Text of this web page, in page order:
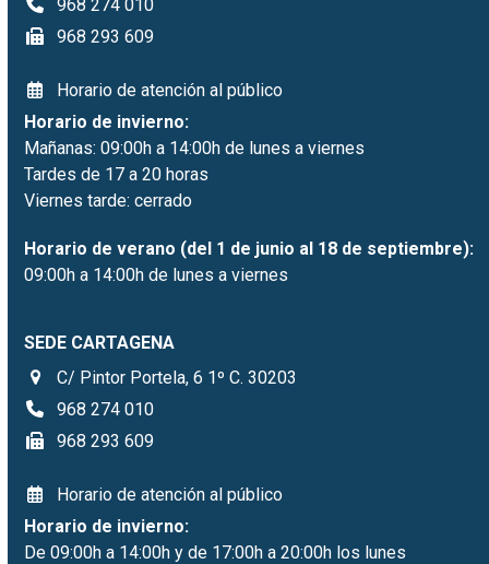
968 274 010
968 293 609
Horario de atención al público
Horario de invierno:
Mañanas: 09:00h a 14:00h de lunes a viernes
Tardes de 17 a 20 horas
Viernes tarde: cerrado
Horario de verano (del 1 de junio al 18 de septiembre):
09:00h a 14:00h de lunes a viernes
SEDE CARTAGENA
C/ Pintor Portela, 6 1º C. 30203
968 274 010
968 293 609
Horario de atención al público
Horario de invierno:
De 09:00h a 14:00h y de 17:00h a 20:00h los lunes